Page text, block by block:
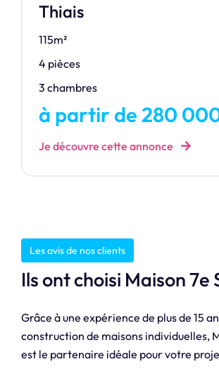
Thiais
115m²
4 pièces
3 chambres
à partir de 280
Je découvre cette annonce
Les avis de nos clients
Ils ont choisi Maison 7e
Grâce à une expérience de plus de 15
construction de maisons individuelles,
est le partenaire idéale pour votre